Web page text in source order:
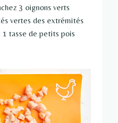
3 oignons verts
vertes des extrémités
1 tasse de petits pois